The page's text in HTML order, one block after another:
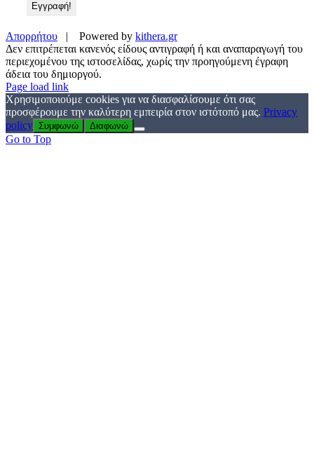
Απορρήτου | Powered by kithera.gr
Δεν επιτρέπεται κανενός είδους αντιγραφή ή και αναπαραγωγή του
περιεχομένου της ιστοσελίδας, χωρίς την προηγούμενη έγραφη
άδεια του δημιοργού.
Page load link
Χρησιμοποιούμε cookies για να διασφαλίσουμε ότι σας
προσφέρουμε την καλύτερη εμπειρία στον ιστότοπό μας. Privacy
policy Συμφωνώ Διαφωνώ
Go to Top